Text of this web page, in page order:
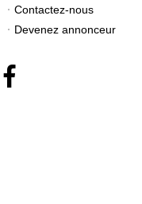
Contactez-nous
Devenez annonceur